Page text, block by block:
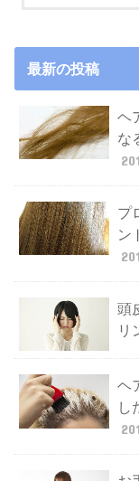
最新の投稿
ヘ
な
プ
ン
頭
リ
ヘ
し